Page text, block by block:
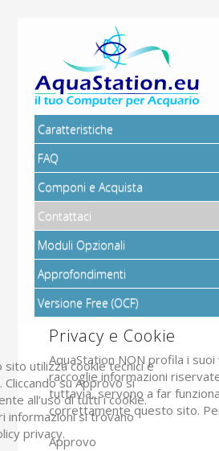
Caratteristiche
FAQ
Componi e Acquista
Contattaci
Moduli Opzionali
Approfondimenti
Versione Free (OCF)
Privacy e Cookie
AquaStation NON profila i
raccoglie informazioni
tuttavia, servono a far
correttamente questo sito.
Approvo
sito utilizza cookie tecnici e
Cliccando su Approvo si
all’uso di tutti i cookie.
informazioni si trovano
privacy.